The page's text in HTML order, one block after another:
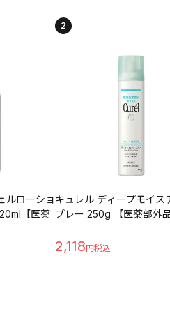
ルローショ
【医薬
2
キュレル ディープモイス
プレー 250g 【医薬部外品
2,118